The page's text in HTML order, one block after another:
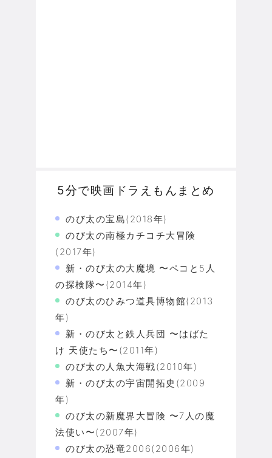
5分で映画ドラえもんまとめ
のび太の宝島(2018年)
のび太の南極カチコチ大冒険
(2017年)
新・のび太の大魔境 〜ペコと5人
の探検隊〜(2014年)
のび太のひみつ道具博物館(2013
年)
新・のび太と鉄人兵団 〜はばた
け 天使たち〜(2011年)
のび太の人魚大海戦(2010年)
新・のび太の宇宙開拓史(2009
年)
のび太の新魔界大冒険 〜7人の魔
法使い〜(2007年)
のび太の恐竜2006(2006年)